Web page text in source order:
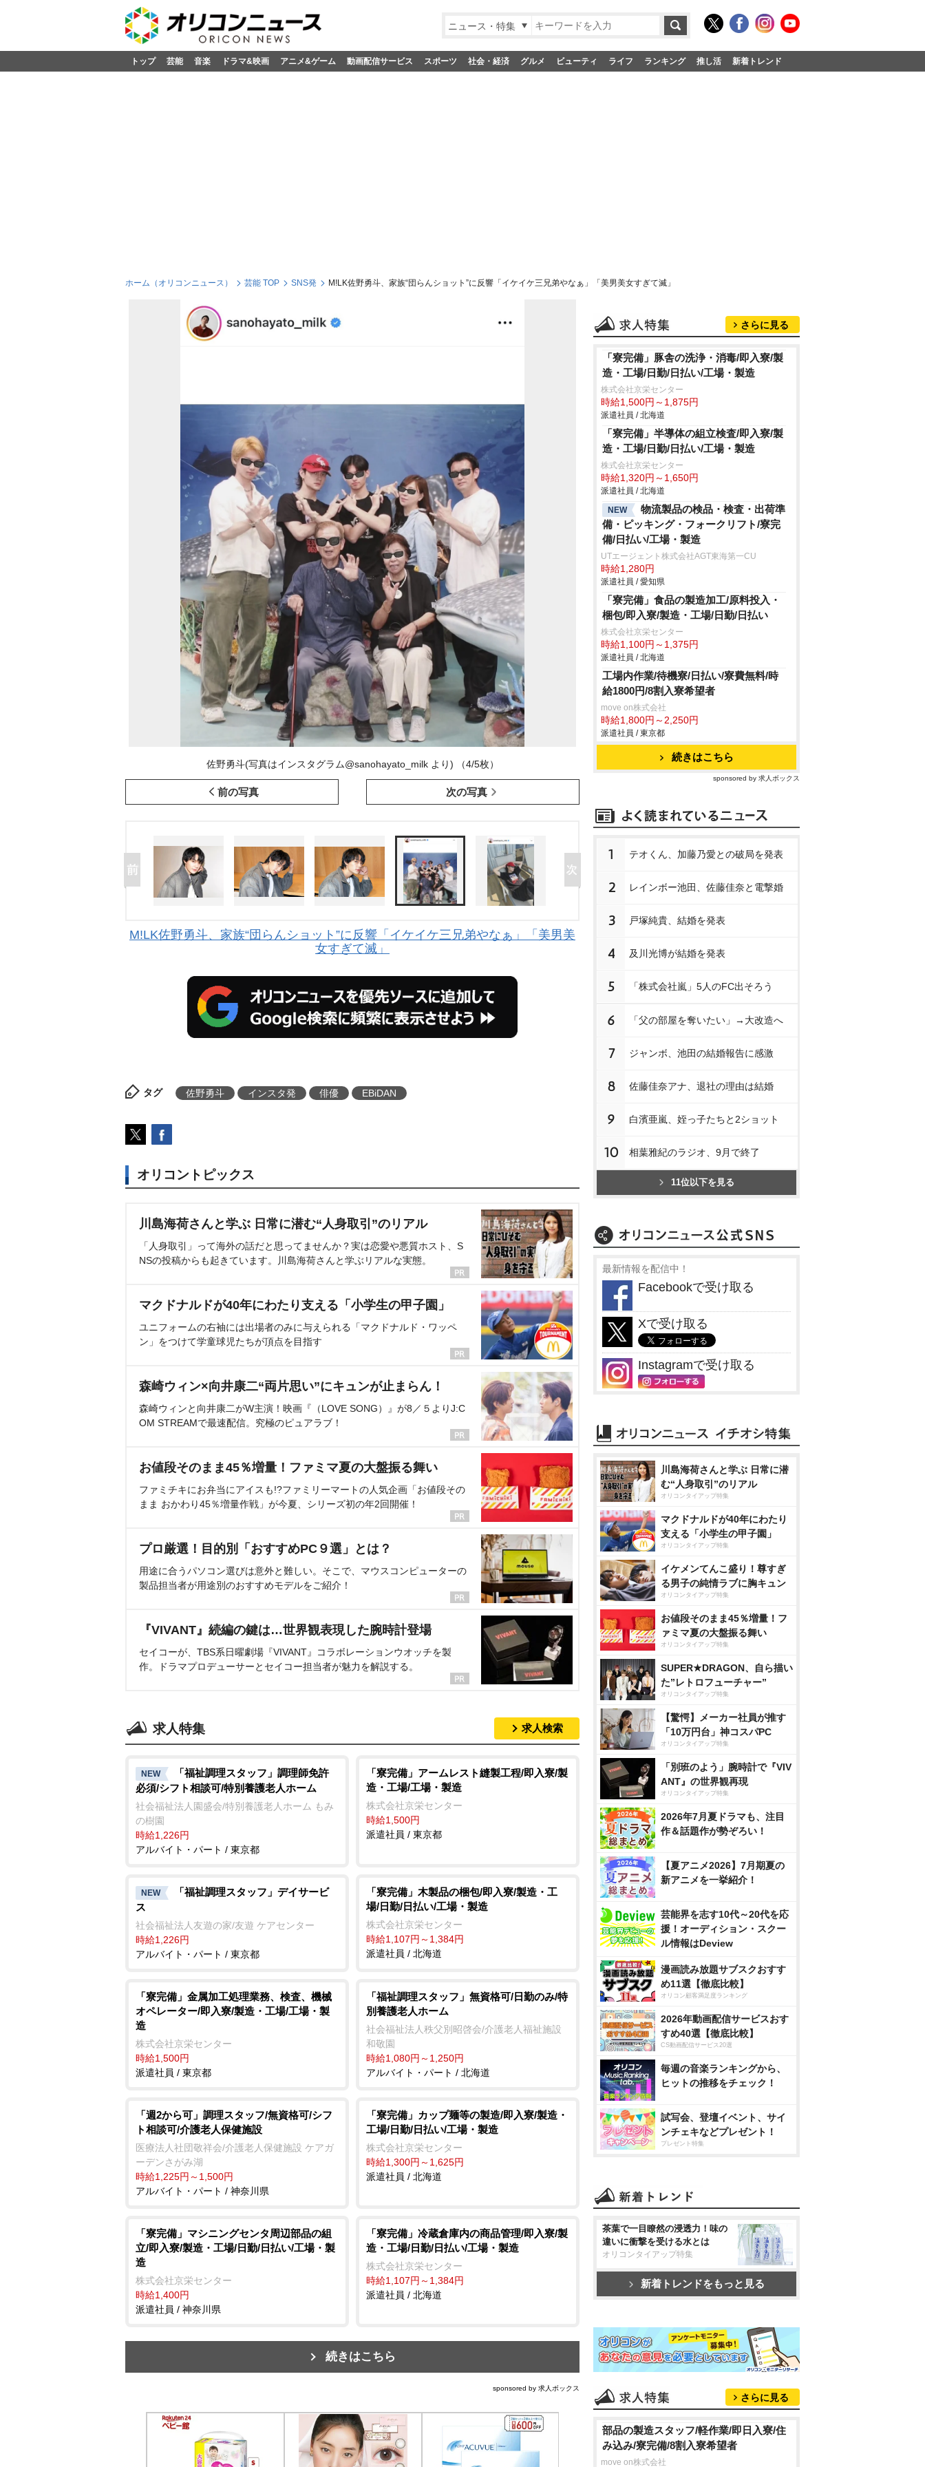
ニュース・特集
トップ 芸能 音楽 ドラマ&映画 アニメ&ゲーム 動画配信サービス スポーツ 社会・経済 グルメ ビューティ ライフ ランキング 推し活 新着トレンド
ホーム（オリコンニュース） 芸能 TOP SNS発 M!LK佐野勇斗、家族“団らんショット”に反響「イケイケ三兄弟やなぁ」「美男美女すぎて滅」
佐野勇斗(写真はインスタグラム@sanohayato_milk より) （4/5枚）
前の写真 次の写真
M!LK佐野勇斗、家族“団らんショット”に反響「イケイケ三兄弟やなぁ」「美男美
女すぎて滅」
タグ 佐野勇斗 インスタ発 俳優 EBiDAN
オリコントピックス
川島海荷さんと学ぶ 日常に潜む“人身取引”のリアル
「人身取引」って海外の話だと思ってませんか？実は恋愛や悪質ホスト、S
NSの投稿からも起きています。川島海荷さんと学ぶリアルな実態。
マクドナルドが40年にわたり支える「小学生の甲子園」
ユニフォームの右袖には出場者のみに与えられる「マクドナルド・ワッペ
ン」をつけて学童球児たちが頂点を目指す
森崎ウィン×向井康二“両片思い”にキュンが止まらん！
森崎ウィンと向井康二がW主演！映画『（LOVE SONG）』が8／５よりJ:C
OM STREAMで最速配信。究極のピュアラブ！
お値段そのまま45％増量！ファミマ夏の大盤振る舞い
ファミチキにお弁当にアイスも!?ファミリーマートの人気企画「お値段その
まま おかわり45％増量作戦」が今夏、シリーズ初の年2回開催！
プロ厳選！目的別「おすすめPC９選」とは？
用途に合うパソコン選びは意外と難しい。そこで、マウスコンピューターの
製品担当者が用途別のおすすめモデルをご紹介！
『VIVANT』続編の鍵は…世界観表現した腕時計登場
セイコーが、TBS系日曜劇場『VIVANT』コラボレーションウオッチを製
作。ドラマプロデューサーとセイコー担当者が魅力を解説する。
求人特集 求人検索
NEW
「福祉調理スタッフ」調理師免許
必須/シフト相談可/特別養護老人ホーム
社会福祉法人園盛会/特別養護老人ホーム もみ
の樹園
時給1,226円
アルバイト・パート / 東京都
「寮完備」アームレスト縫製工程/即入寮/製
造・工場/工場・製造
株式会社京栄センター
時給1,500円
派遣社員 / 東京都
NEW
「福祉調理スタッフ」デイサービ
ス
社会福祉法人友遊の家/友遊 ケアセンター
時給1,226円
アルバイト・パート / 東京都
「寮完備」木製品の梱包/即入寮/製造・工
場/日勤/日払い/工場・製造
株式会社京栄センター
時給1,107円～1,384円
派遣社員 / 北海道
「寮完備」金属加工処理業務、検査、機械
オペレーター/即入寮/製造・工場/工場・製
造
株式会社京栄センター
時給1,500円
派遣社員 / 東京都
「福祉調理スタッフ」無資格可/日勤のみ/特
別養護老人ホーム
社会福祉法人秩父別昭啓会/介護老人福祉施設
和敬園
時給1,080円～1,250円
アルバイト・パート / 北海道
「週2から可」調理スタッフ/無資格可/シフ
ト相談可/介護老人保健施設
医療法人社団敬祥会/介護老人保健施設 ケアガ
ーデンさがみ湖
時給1,225円～1,500円
アルバイト・パート / 神奈川県
「寮完備」カップ麺等の製造/即入寮/製造・
工場/日勤/日払い/工場・製造
株式会社京栄センター
時給1,300円～1,625円
派遣社員 / 北海道
「寮完備」マシニングセンタ周辺部品の組
立/即入寮/製造・工場/日勤/日払い/工場・製
造
株式会社京栄センター
時給1,400円
派遣社員 / 神奈川県
「寮完備」冷蔵倉庫内の商品管理/即入寮/製
造・工場/日勤/日払い/工場・製造
株式会社京栄センター
時給1,107円～1,384円
派遣社員 / 北海道
続きはこちら
sponsored by 求人ボックス
さらに見る
「寮完備」豚舎の洗浄・消毒/即入寮/製
造・工場/日勤/日払い/工場・製造
株式会社京栄センター
時給1,500円～1,875円
派遣社員 / 北海道
「寮完備」半導体の組立検査/即入寮/製
造・工場/日勤/日払い/工場・製造
株式会社京栄センター
時給1,320円～1,650円
派遣社員 / 北海道
NEW
物流製品の検品・検査・出荷準
備・ピッキング・フォークリフト/寮完
備/日払い/工場・製造
UTエージェント株式会社AGT東海第一CU
時給1,280円
派遣社員 / 愛知県
「寮完備」食品の製造加工/原料投入・
梱包/即入寮/製造・工場/日勤/日払い
株式会社京栄センター
時給1,100円～1,375円
派遣社員 / 北海道
工場内作業/待機寮/日払い/寮費無料/時
給1800円/8割入寮希望者
move on株式会社
時給1,800円～2,250円
派遣社員 / 東京都
続きはこちら
sponsored by 求人ボックス
1 テオくん、加藤乃愛との破局を発表
2 レインボー池田、佐藤佳奈と電撃婚
3 戸塚純貴、結婚を発表
4 及川光博が結婚を発表
5 「株式会社嵐」5人のFC出そろう
6 「父の部屋を奪いたい」→大改造へ
7 ジャンボ、池田の結婚報告に感激
8 佐藤佳奈アナ、退社の理由は結婚
9 白濱亜嵐、姪っ子たちと2ショット
10 相葉雅紀のラジオ、9月で終了
11位以下を見る
最新情報を配信中！
Facebookで受け取る
Xで受け取る
Instagramで受け取る
川島海荷さんと学ぶ 日常に潜
む“人身取引”のリアル
オリコンタイアップ特集
マクドナルドが40年にわたり
支える「小学生の甲子園」
オリコンタイアップ特集
イケメンてんこ盛り！尊すぎ
る男子の純情ラブに胸キュン
オリコンタイアップ特集
お値段そのまま45％増量！フ
ァミマ夏の大盤振る舞い
オリコンタイアップ特集
SUPER★DRAGON、自ら描い
た”レトロフューチャー”
オリコンタイアップ特集
【驚愕】メーカー社員が推す
「10万円台」神コスパPC
オリコンタイアップ特集
「別班のよう」腕時計で『VIV
ANT』の世界観再現
オリコンタイアップ特集
2026年7月夏ドラマも、注目
作＆話題作が勢ぞろい！
【夏アニメ2026】7月期夏の
新アニメを一挙紹介！
芸能界を志す10代～20代を応
援！オーディション・スクー
ル情報はDeview
漫画読み放題サブスクおすす
め11選【徹底比較】
オリコン顧客満足度ランキング
2026年動画配信サービスおす
すめ40選【徹底比較】
CS動画配信サービス20選
毎週の音楽ランキングから、
ヒットの推移をチェック！
試写会、登壇イベント、サイ
ンチェキなどプレゼント！
プレゼント特集
茶葉で一目瞭然の浸透力！味の
違いに衝撃を受ける水とは
オリコンタイアップ特集
新着トレンドをもっと見る
さらに見る
部品の製造スタッフ/軽作業/即日入寮/住
み込み/寮完備/8割入寮希望者
move on株式会社